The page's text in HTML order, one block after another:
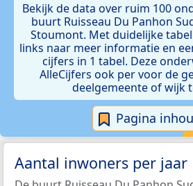
Bekijk de data over ruim 100
buurt Ruisseau Du Panhon
Stoumont. Met duidelijke
links naar meer informatie en
cijfers in 1 tabel. Deze
AlleCijfers ook per voor de
deelgemeente of wijk
Pagina
Aantal inwoners per jaar